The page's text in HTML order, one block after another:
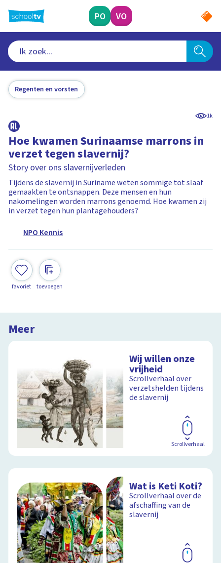
naar
hoofdinhoud
PO VO
Regenten en vorsten
1k
Hoe kwamen Surinaamse marrons in
verzet tegen slavernij?
Story over ons slavernijverleden
Tijdens de slavernij in Suriname weten sommige tot slaaf
gemaakten te ontsnappen. Deze mensen en hun
nakomelingen worden marrons genoemd. Hoe kwamen zij
in verzet tegen hun plantagehouders?
NPO Kennis
favoriet toevoegen
Meer
Wij willen onze
vrijheid
Scrollverhaal over
verzetshelden tijdens
de slavernij
Scrollverhaal
Wat is Keti Koti?
Scrollverhaal over de
afschaffing van de
slavernij